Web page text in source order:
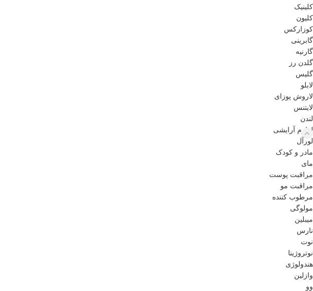
کلینیک
کلیون
کوزارکس
گابرینی
گارنیه
گلدن رز
گلیس
لابلو
لاروش پوزای
لایتنس
لندن
لوازم آرایشی
لورآل
مادر و کودک
مای
مراقبت پوست
مراقبت مو
مرطوب کننده
مولوگی
میبلین
نارس
نوت
نوتروژینا
هندولوژی
وازلین
وو